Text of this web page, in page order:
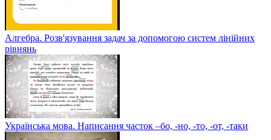
Алгебра. Розв'язування задач за допомогою систем лінійних
рівнянь
Українська мова. Написання часток –бо, -но, -то, -от, -таки